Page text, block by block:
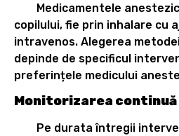
Medicamentele
copilului, fie prin inhalare cu
intravenos. Alegerea
depinde de specificul
preferințele medicului
Monitorizarea continuă
Pe durata întregii